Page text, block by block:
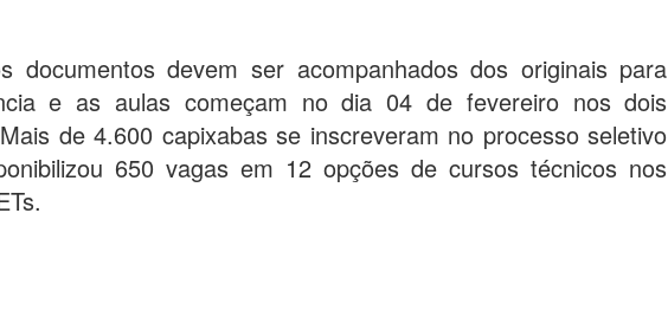
documentos devem ser acompanhados dos originais para
e as aulas começam no dia 04 de fevereiro nos dois
de 4.600 capixabas se inscreveram no processo seletivo
650 vagas em 12 opções de cursos técnicos nos